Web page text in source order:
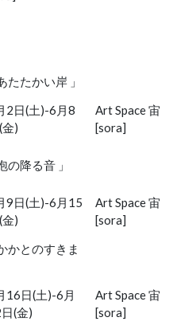
たたかい岸 」
2日(土)-6月8
金)
Art Space 宙
[sora]
の降る音 」
9日(土)-6月15
金)
Art Space 宙
[sora]
かとのすきま
16日(土)-6月
(金)
Art Space 宙
[sora]